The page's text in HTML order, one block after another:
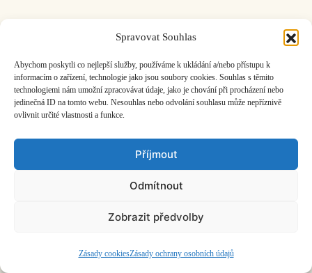
Spravovat Souhlas
Abychom poskytli co nejlepší služby, používáme k ukládání a/nebo přístupu k
informacím o zařízení, technologie jako jsou soubory cookies. Souhlas s těmito
technologiemi nám umožní zpracovávat údaje, jako je chování při procházení nebo
jedinečná ID na tomto webu. Nesouhlas nebo odvolání souhlasu může nepříznivě
ovlivnit určité vlastnosti a funkce.
Příjmout
Odmítnout
Zobrazit předvolby
Zásady cookiesZásady ochrany osobních údajů
ČASOPIS O JINÉ HUDBĚ | vydává Hudební informační středisko|
založeno 2001 | Kontaktujte nás:info@hisvoice.cz
©2026 HISvoice – design a admin